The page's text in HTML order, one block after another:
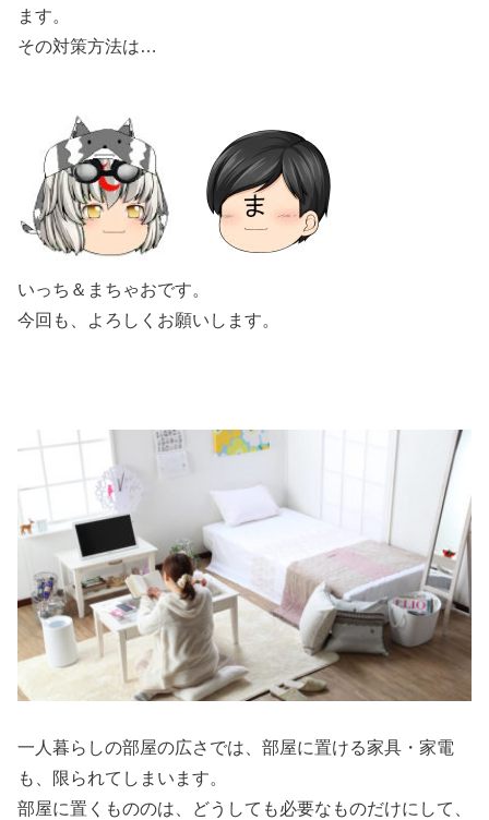
ます。
その対策方法は…
いっち＆まちゃおです。
今回も、よろしくお願いします。
一人暮らしの部屋の広さでは、部屋に置ける家具・家電
も、限られてしまいます。
部屋に置くもののは、どうしても必要なものだけにして、